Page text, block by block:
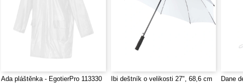
Ada pláštěnka - EgotierPro 113330
Ibi deštník o velikosti 27", 68,6 cm
Dane